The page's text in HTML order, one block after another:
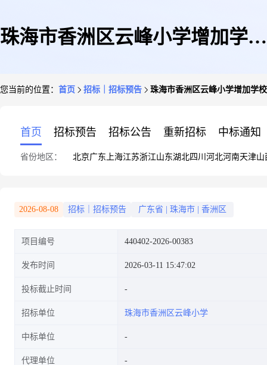
珠海市香洲区云峰小学增加学校
您当前的位置： 首页 招标｜招标预告 珠海市香洲区云峰小学增加学
首页 招标预告 招标公告 重新招标 中标通知
省份地区： 北京广东 上海江苏浙江山东湖北四川 河北河南天津山
2026-08-08 招标｜招标预告 广东省 珠海市 香洲区
项目编号 440402-2026-00383
发布时间 2026-03-11 15:47:02
投标截止时间
招标单位 珠海市香洲区云峰小学
中标单位
代理单位